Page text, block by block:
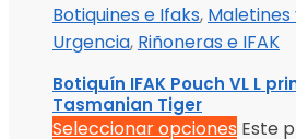
Botiquines e Ifaks, Maletines
Urgencia, Riñoneras e IFAK
Botiquín IFAK Pouch VL L
Tasmanian Tiger
Seleccionar opciones Este